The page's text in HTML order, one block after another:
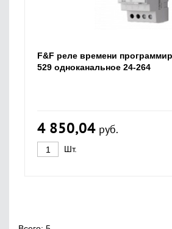
F&F реле времени
529 одноканальное 24-264
4 850,04 руб.
Шт.